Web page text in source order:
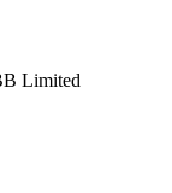
Limited